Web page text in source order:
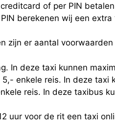
of per PIN
berekenen wij een
zijn er aantal
In deze taxi kunnen
enkele reis. In deze
reis. In deze taxibus
uur voor de rit een taxi